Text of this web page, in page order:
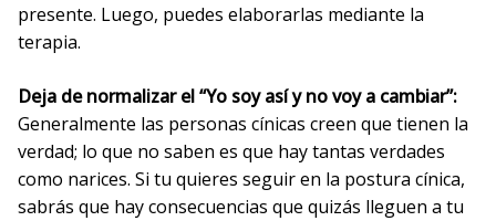
presente. Luego, puedes elaborarlas mediante la
terapia.
Deja de normalizar el “Yo soy así y no voy a cambiar”:
Generalmente las personas cínicas creen que tienen la
verdad; lo que no saben es que hay tantas verdades
como narices. Si tu quieres seguir en la postura cínica,
sabrás que hay consecuencias que quizás lleguen a tu